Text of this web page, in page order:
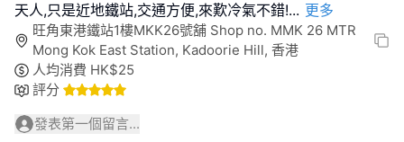
天人,只是近地鐵站,交通方便,來歎冷氣不錯!... 更多
旺角東港鐵站1樓MKK26號舖 Shop no. MMK 26 MTR
Mong Kok East Station, Kadoorie Hill, 香港
人均消費 HK$25
評分
發表第一個留言...